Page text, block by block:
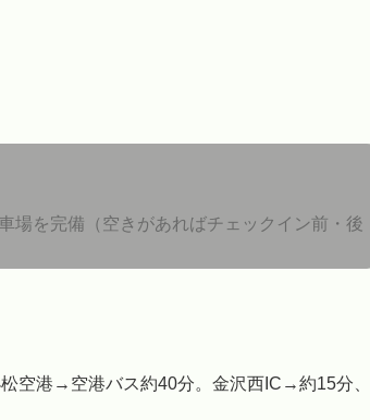
場を完備（空きがあればチェックイン前・後
空港→空港バス約40分。金沢西IC→約15分、